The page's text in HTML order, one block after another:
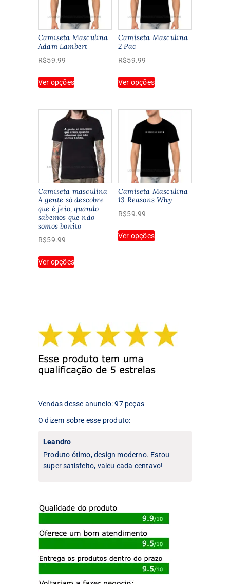
Camiseta Masculina
Adam Lambert
R$59.99
Ver opçõesproduto
várias
variantes.
As
opções
podem
escolhidas
página
do
produto
Camiseta Masculina
2 Pac
R$59.99
Ver opçõesproduto
várias
variantes.
As
opções
podem
escolhidas
na
página
Camiseta masculina
A gente só descobre
que é feio, quando
sabemos que não
somos bonito
R$59.99
Ver opçõesproduto
opções
podem
ser
escolhidas
na
produto
Camiseta Masculina
13 Reasons Why
R$59.99
Ver opçõesproduto
escolhidas
na
produto
Vendas desse anuncio: 97 peças
O dizem sobre esse produto:
Leandro
Produto ótimo, design moderno. Estou
super satisfeito, valeu cada centavo!